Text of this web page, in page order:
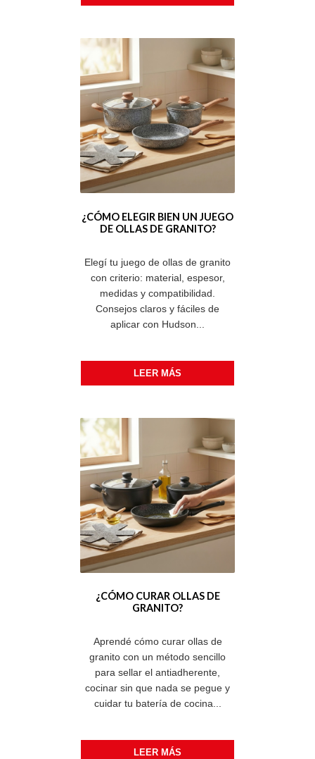
¿CÓMO ELEGIR BIEN UN JUEGO
DE OLLAS DE GRANITO?
Elegí tu juego de ollas de granito
con criterio: material, espesor,
medidas y compatibilidad.
Consejos claros y fáciles de
aplicar con Hudson...
LEER MÁS
¿CÓMO CURAR OLLAS DE
GRANITO?
Aprendé cómo curar ollas de
granito con un método sencillo
para sellar el antiadherente,
cocinar sin que nada se pegue y
cuidar tu batería de cocina...
LEER MÁS